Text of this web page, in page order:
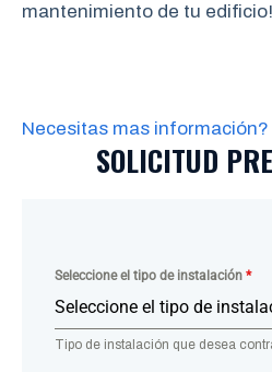
mantenimiento de tu edificio!
Necesitas mas información?
SOLICITUD
Seleccione el tipo de instalación *
Seleccione el tipo de
Tipo de instalación que desea